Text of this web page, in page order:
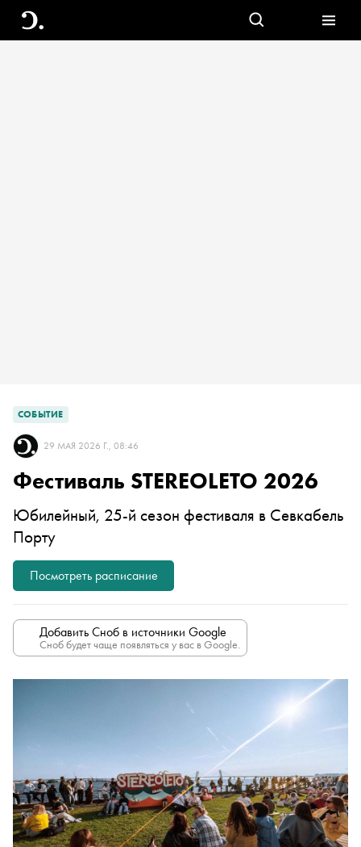
СОБЫТИЕ
29 МАЯ 2026 Г., 08:46
Фестиваль STEREOLETO 2026
Юбилейный, 25-й сезон фестиваля в Севкабель
Порту
Посмотреть расписание
Добавить Сноб в источники Google
Сноб будет чаще появляться у вас в Google.